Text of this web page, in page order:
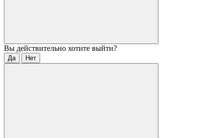
Вы действительно хотите выйти?
Да Нет